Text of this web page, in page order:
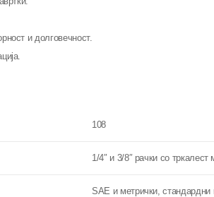
и долговечност.
108
1/4″ и 3/8″ рачки со
SAE и метрички, стандардни